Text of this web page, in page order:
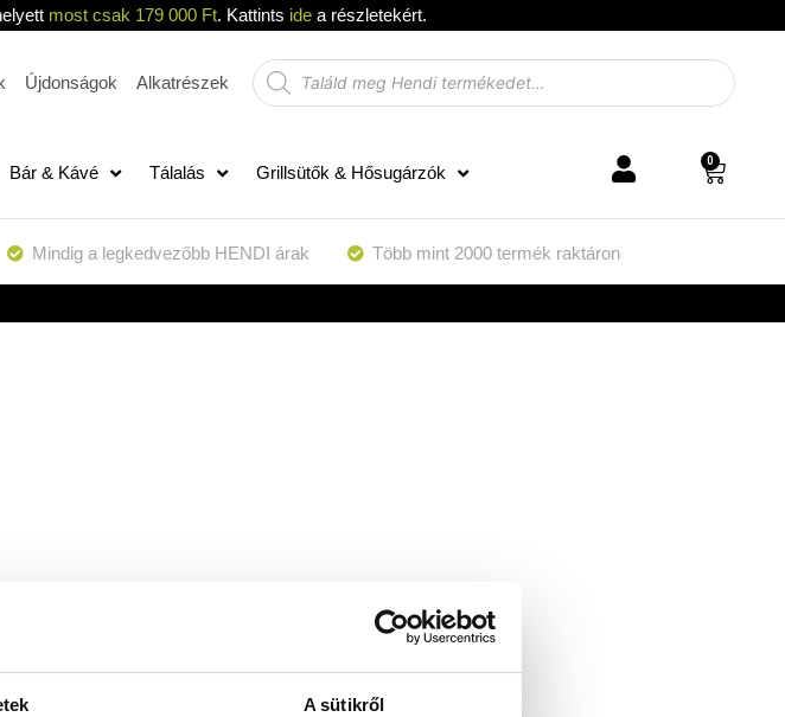
A sütikről
most csak 179 000 Ft. Kattints idea részletekért.
Újdonságok Alkatrészek
Bár & Kávé Tálalás Grillsütők & Hősugárzók
0
Mindig a legkedvezőbb HENDI árak Több mint 2000 termék raktáron